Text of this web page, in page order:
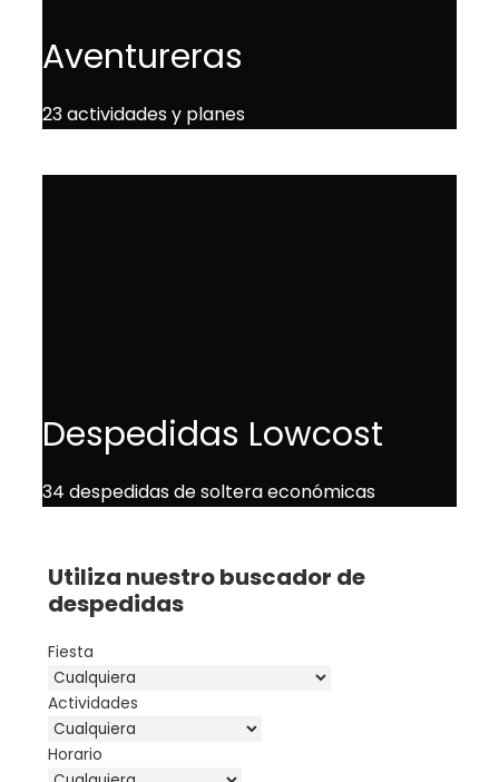
Aventureras
23 actividades y planes
Despedidas Lowcost
34 despedidas de soltera económicas
Utiliza nuestro buscador de
despedidas
Fiesta
Actividades
Horario